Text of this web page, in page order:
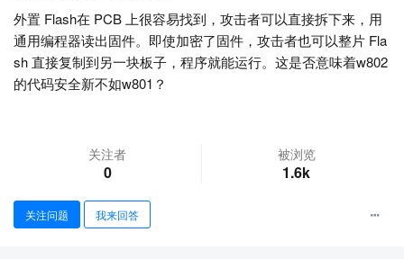
外置 Flash在 PCB 上很容易找到，攻击者可以直接拆下来，用
通用编程器读出固件。即使加密了固件，攻击者也可以整片 Fla
sh 直接复制到另一块板子，程序就能运行。这是否意味着w802
的代码安全新不如w801？
关注者
0
被浏览
1.6k
关注问题 我来回答